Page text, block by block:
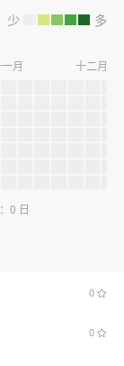
少 多
月 十二月
0 日
0
0